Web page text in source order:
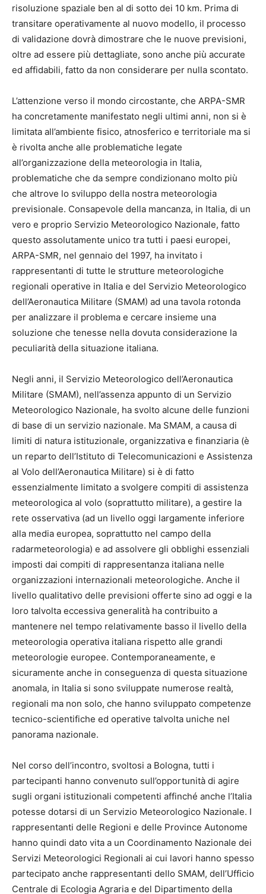
risoluzione spaziale ben al di sotto dei 10 km. Prima di
transitare operativamente al nuovo modello, il processo
di validazione dovrà dimostrare che le nuove previsioni,
oltre ad essere più dettagliate, sono anche più accurate
ed affidabili, fatto da non considerare per nulla scontato.
L’attenzione verso il mondo circostante, che ARPA-SMR
ha concretamente manifestato negli ultimi anni, non si è
limitata all’ambiente fisico, atnosferico e territoriale ma si
è rivolta anche alle problematiche legate
all’organizzazione della meteorologia in Italia,
problematiche che da sempre condizionano molto più
che altrove lo sviluppo della nostra meteorologia
previsionale. Consapevole della mancanza, in Italia, di un
vero e proprio Servizio Meteorologico Nazionale, fatto
questo assolutamente unico tra tutti i paesi europei,
ARPA-SMR, nel gennaio del 1997, ha invitato i
rappresentanti di tutte le strutture meteorologiche
regionali operative in Italia e del Servizio Meteorologico
dell’Aeronautica Militare (SMAM) ad una tavola rotonda
per analizzare il problema e cercare insieme una
soluzione che tenesse nella dovuta considerazione la
peculiarità della situazione italiana.
Negli anni, il Servizio Meteorologico dell’Aeronautica
Militare (SMAM), nell’assenza appunto di un Servizio
Meteorologico Nazionale, ha svolto alcune delle funzioni
di base di un servizio nazionale. Ma SMAM, a causa di
limiti di natura istituzionale, organizzativa e finanziaria (è
un reparto dell’Istituto di Telecomunicazioni e Assistenza
al Volo dell’Aeronautica Militare) si è di fatto
essenzialmente limitato a svolgere compiti di assistenza
meteorologica al volo (soprattutto militare), a gestire la
rete osservativa (ad un livello oggi largamente inferiore
alla media europea, soprattutto nel campo della
radarmeteorologia) e ad assolvere gli obblighi essenziali
imposti dai compiti di rappresentanza italiana nelle
organizzazioni internazionali meteorologiche. Anche il
livello qualitativo delle previsioni offerte sino ad oggi e la
loro talvolta eccessiva generalità ha contribuito a
mantenere nel tempo relativamente basso il livello della
meteorologia operativa italiana rispetto alle grandi
meteorologie europee. Contemporaneamente, e
sicuramente anche in conseguenza di questa situazione
anomala, in Italia si sono sviluppate numerose realtà,
regionali ma non solo, che hanno sviluppato competenze
tecnico-scientifiche ed operative talvolta uniche nel
panorama nazionale.
Nel corso dell’incontro, svoltosi a Bologna, tutti i
partecipanti hanno convenuto sull’opportunità di agire
sugli organi istituzionali competenti affinché anche l’Italia
potesse dotarsi di un Servizio Meteorologico Nazionale. I
rappresentanti delle Regioni e delle Province Autonome
hanno quindi dato vita a un Coordinamento Nazionale dei
Servizi Meteorologici Regionali ai cui lavori hanno spesso
partecipato anche rappresentanti dello SMAM, dell’Ufficio
Centrale di Ecologia Agraria e del Dipartimento della